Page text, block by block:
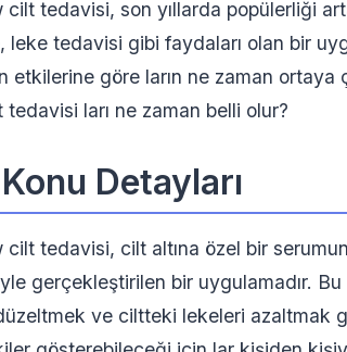
cilt tedavisi, son yıllarda popülerliği
leke tedavisi gibi faydaları olan bir
etkilerine göre ların ne zaman ortaya
tedavisi ları ne zaman belli olur?
Detayları
cilt tedavisi, cilt altına özel bir
gerçekleştirilen bir uygulamadır.
ve ciltteki lekeleri azaltmak